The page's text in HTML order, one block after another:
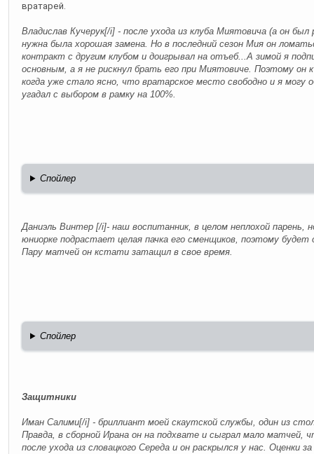
вратарей.
Владислав Кучерук[/i] - после ухода из клуба Миятовича (а он был
нужна была хорошая замена. Но в последний сезон Мия он
контракт с другим клубом и доигрывал на отъеб...А зимой я
основным, а я не рискнул брать его при Миятовиче. Поэтому он
когда уже стало ясно, что вратарское место свободно и я могу
угадал с выбором в рамку на 100%.
Спойлер
Даниэль Винтер [/i]- наш воспитанник, в целом неплохой парень,
юниорке подрастает целая пачка его сменщиков, поэтому
Пару матчей он кстати затащил в свое время.
Спойлер
Защитники
Иман Салими[/i] - бриллиант моей скаутской службы, один из
Правда, в сборной Ирана он на подхвате и сыграл мало матчей,
после ухода из словацкого Середа и он раскрылся у нас. Оценки